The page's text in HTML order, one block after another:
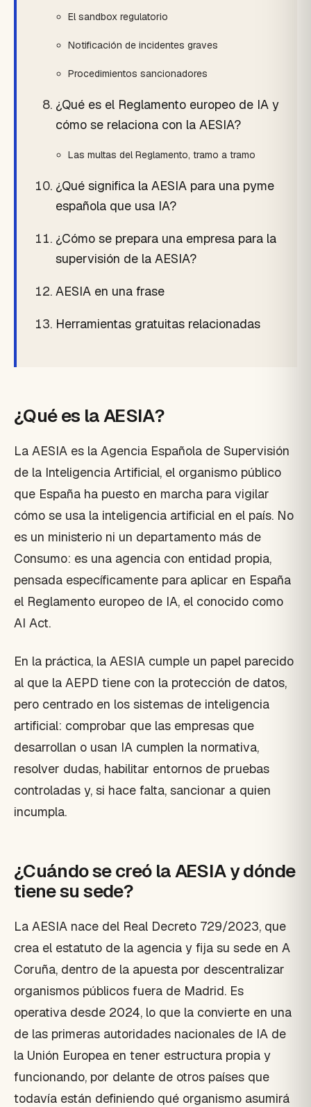
El sandbox regulatorio
Notificación de incidentes graves
Procedimientos sancionadores
¿Qué es el Reglamento europeo de IA y
cómo se relaciona con la AESIA?
Las multas del Reglamento, tramo a tramo
¿Qué significa la AESIA para una pyme
española que usa IA?
¿Cómo se prepara una empresa para la
supervisión de la AESIA?
AESIA en una frase
Herramientas gratuitas relacionadas
¿Qué es la AESIA?
La AESIA es la Agencia Española de Supervisión
de la Inteligencia Artificial, el organismo público
que España ha puesto en marcha para vigilar
cómo se usa la inteligencia artificial en el país. No
es un ministerio ni un departamento más de
Consumo: es una agencia con entidad propia,
pensada específicamente para aplicar en España
el Reglamento europeo de IA, el conocido como
AI Act.
En la práctica, la AESIA cumple un papel parecido
al que la AEPD tiene con la protección de datos,
pero centrado en los sistemas de inteligencia
artificial: comprobar que las empresas que
desarrollan o usan IA cumplen la normativa,
resolver dudas, habilitar entornos de pruebas
controladas y, si hace falta, sancionar a quien
incumpla.
¿Cuándo se creó la AESIA y dónde
tiene su sede?
La AESIA nace del Real Decreto 729/2023, que
crea el estatuto de la agencia y fija su sede en A
Coruña, dentro de la apuesta por descentralizar
organismos públicos fuera de Madrid. Es
operativa desde 2024, lo que la convierte en una
de las primeras autoridades nacionales de IA de
la Unión Europea en tener estructura propia y
funcionando, por delante de otros países que
todavía están definiendo qué organismo asumirá